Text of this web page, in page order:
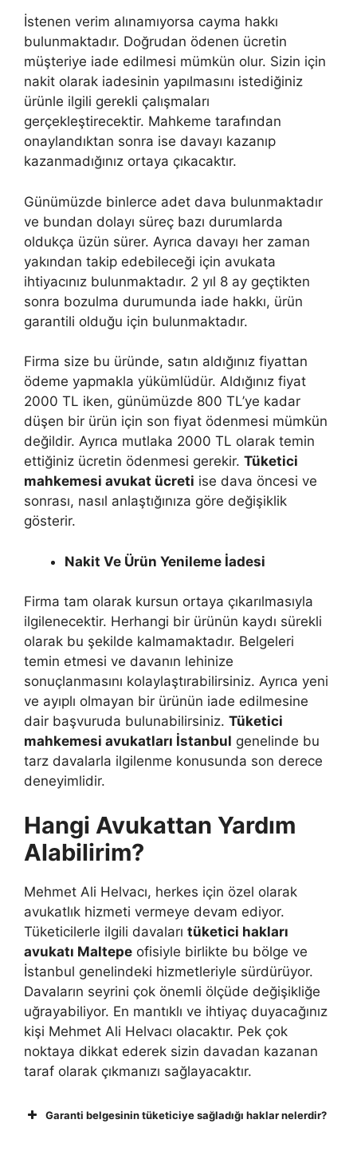
İstenen verim alınamıyorsa cayma hakkı
bulunmaktadır. Doğrudan ödenen ücretin
müşteriye iade edilmesi mümkün olur. Sizin için
nakit olarak iadesinin yapılmasını istediğiniz
ürünle ilgili gerekli çalışmaları
gerçekleştirecektir. Mahkeme tarafından
onaylandıktan sonra ise davayı kazanıp
kazanmadığınız ortaya çıkacaktır.
Günümüzde binlerce adet dava bulunmaktadır
ve bundan dolayı süreç bazı durumlarda
oldukça üzün sürer. Ayrıca davayı her zaman
yakından takip edebileceği için avukata
ihtiyacınız bulunmaktadır. 2 yıl 8 ay geçtikten
sonra bozulma durumunda iade hakkı, ürün
garantili olduğu için bulunmaktadır.
Firma size bu üründe, satın aldığınız fiyattan
ödeme yapmakla yükümlüdür. Aldığınız fiyat
2000 TL iken, günümüzde 800 TL’ye kadar
düşen bir ürün için son fiyat ödenmesi mümkün
değildir. Ayrıca mutlaka 2000 TL olarak temin
ettiğiniz ücretin ödenmesi gerekir. Tüketici
mahkemesi avukat ücreti ise dava öncesi ve
sonrası, nasıl anlaştığınıza göre değişiklik
gösterir.
Nakit Ve Ürün Yenileme İadesi
Firma tam olarak kursun ortaya çıkarılmasıyla
ilgilenecektir. Herhangi bir ürünün kaydı sürekli
olarak bu şekilde kalmamaktadır. Belgeleri
temin etmesi ve davanın lehinize
sonuçlanmasını kolaylaştırabilirsiniz. Ayrıca yeni
ve ayıplı olmayan bir ürünün iade edilmesine
dair başvuruda bulunabilirsiniz. Tüketici
mahkemesi avukatları İstanbul genelinde bu
tarz davalarla ilgilenme konusunda son derece
deneyimlidir.
Hangi Avukattan Yardım
Alabilirim?
Mehmet Ali Helvacı, herkes için özel olarak
avukatlık hizmeti vermeye devam ediyor.
Tüketicilerle ilgili davaları tüketici hakları
avukatı Maltepe ofisiyle birlikte bu bölge ve
İstanbul genelindeki hizmetleriyle sürdürüyor.
Davaların seyrini çok önemli ölçüde değişikliğe
uğrayabiliyor. En mantıklı ve ihtiyaç duyacağınız
kişi Mehmet Ali Helvacı olacaktır. Pek çok
noktaya dikkat ederek sizin davadan kazanan
taraf olarak çıkmanızı sağlayacaktır.
Garanti belgesinin tüketiciye sağladığı haklar nelerdir?